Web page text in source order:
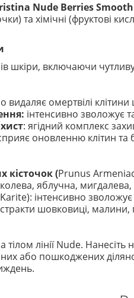
Nude Berries
та хімічні (фруктові
шкіри, включаючи
видаляє омертвілі
інтенсивно зволожує
: ягідний комплекс
оновленню клітин та
кісточок (Prunus
яблучна,
інтенсивно
шовковиці, малини,
тілом лінії Nude.
або пошкоджених